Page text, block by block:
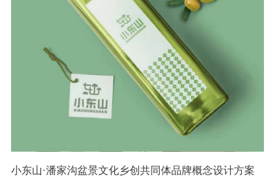
小东山·潘家沟盆景文化乡创共同体品牌概念设计方案